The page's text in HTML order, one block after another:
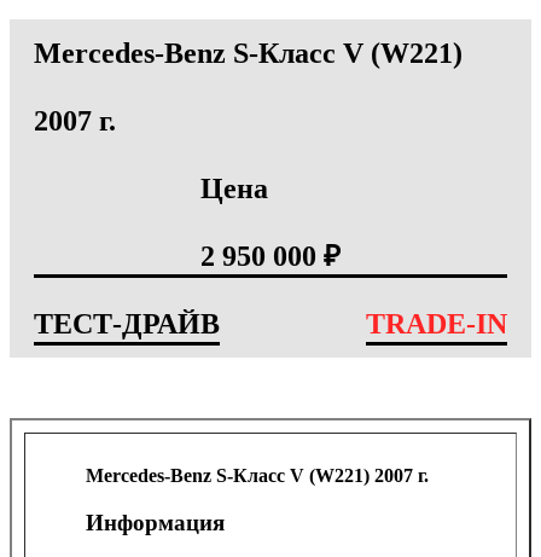
Mercedes-Benz S-Класс V (W221)
2007 г.
Цена
2 950 000 ₽
ТЕСТ-ДРАЙВ TRADE-IN
Mercedes-Benz S-Класс V (W221) 2007 г.
Информация